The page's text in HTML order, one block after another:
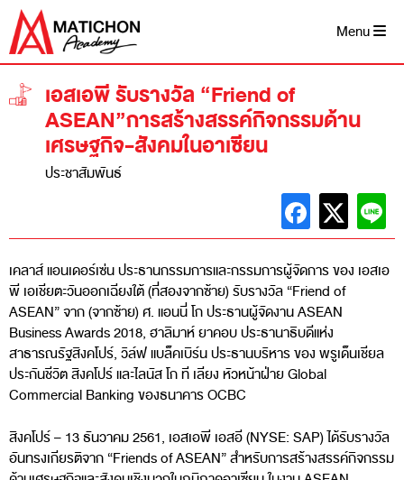
Skip
content
Menu
เอสเอพี รับรางวัล “Friend of
ASEAN”การสร้างสรรค์กิจกรรมด้าน
เศรษฐกิจ-สังคมในอาเซียน
ประชาสัมพันธ์
เคลาส์ แอนเดอร์เซ่น ประธานกรรมการและกรรมการผู้จัดการ ของ เอสเอ
พี เอเชียตะวันออกเฉียงใต้ (ที่สองจากซ้าย) รับรางวัล “Friend of
ASEAN” จาก (จากซ้าย) ศ. แอนนี่ โก ประธานผู้จัดงาน ASEAN
Business Awards 2018, ฮาลิมาห์ ยาคอบ ประธานาธิบดีแห่ง
สาธารณรัฐสิงคโปร์, วิล์ฟ แบล็คเบิร์น ประธานบริหาร ของ พรูเด็นเชียล
ประกันชีวิต สิงคโปร์ และไลนัส โก ที เลียง หัวหน้าฝ่าย Global
Commercial Banking ของธนาคาร OCBC
สิงคโปร์ – 13 ธันวาคม 2561, เอสเอพี เอสอี (NYSE: SAP) ได้รับรางวัล
อันทรงเกียรติจาก “Friends of ASEAN” สำหรับการสร้างสรรค์กิจกรรม